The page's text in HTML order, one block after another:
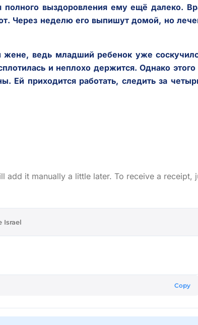
полного выздоровления ему ещё далеко.
Через неделю его выпишут домой, но
ведь младший ребенок уже
и неплохо держится. Однако этого
Ей приходится работать, следить за
it manually a little later. To receive a receipt,
Israel
Copy